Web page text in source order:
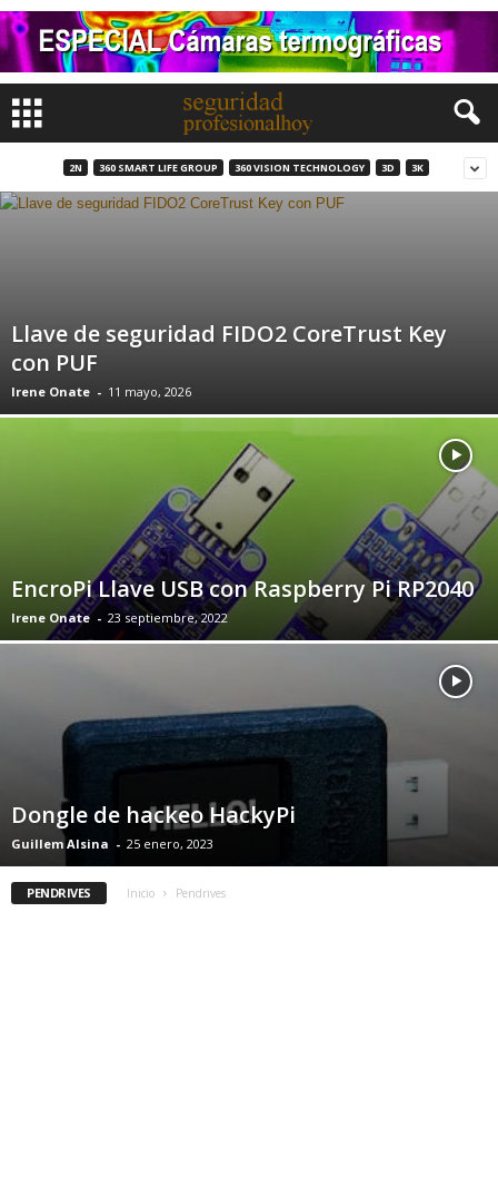
2N 360 SMART LIFE GROUP 360 VISION TECHNOLOGY 3D 3K
Llave de seguridad FIDO2 CoreTrust Key
con PUF
Irene Onate - 11 mayo, 2026
EncroPi Llave USB con Raspberry Pi RP2040
Irene Onate - 23 septiembre, 2022
Dongle de hackeo HackyPi
Guillem Alsina - 25 enero, 2023
PENDRIVES Inicio Pendrives